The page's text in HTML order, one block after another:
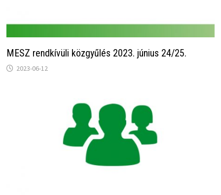
MESZ rendkívüli közgyűlés 2023. június 24/25.
2023-06-12